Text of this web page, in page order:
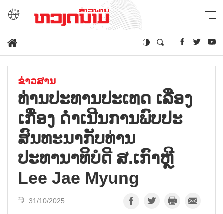
ຂ່າວສານ
ທ່ານປະທານປະເທດ ເລືອງ
ເກື່ອງ ດຳເນີນການພົບປະ
ສົນທະນາກັບທ່ານ
ປະທານາທິບໍດີ ສ.ເກົາຫຼີ
Lee Jae Myung
31/10/2025